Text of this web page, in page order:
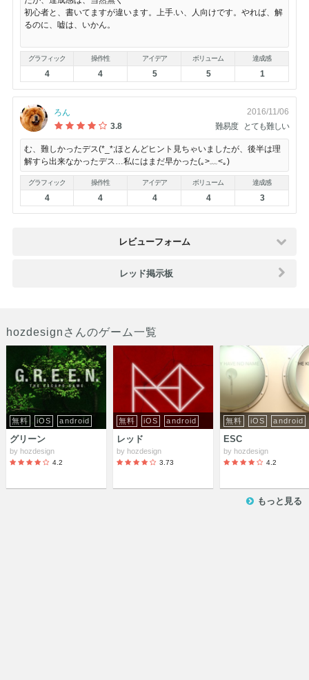
初心者と、書いてますが違います。上手.い、人向けです。やれば、解
るのに、嘘は、いかん。
グラフィック
4
操作性
4
アイデア
5
ボリューム
5
達成感
1
ろん 2016/11/06
む、難しかったデス(*_*;ほとんどヒント見ちゃいましたが、後半は理
解すら出来なかったデス…私にはまだ早かった(｡>﹏<｡)
3.8
グラフィック
4
操作性
4
アイデア
4
ボリューム
4
達成感
3
難易度 とても難しい
レビューフォーム
レッド掲示板
hozdesignさんのゲーム一覧
無料 iOS android
グリーン
by hozdesign
4.2
無料 iOS android
レッド
by hozdesign
3.73
無料 iOS android
ESC
by hozdesign
4.2
もっと見る